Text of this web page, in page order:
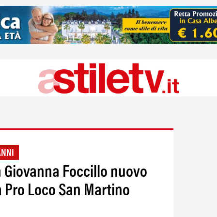
Foccillo nuovo
Loco San Martino